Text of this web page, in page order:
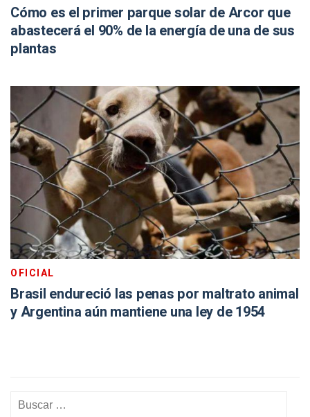
Cómo es el primer parque solar de Arcor que
abastecerá el 90% de la energía de una de sus
plantas
OFICIAL
Brasil endureció las penas por maltrato animal
y Argentina aún mantiene una ley de 1954